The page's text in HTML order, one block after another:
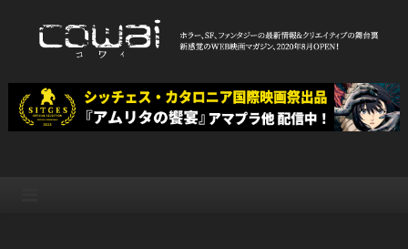
WEB映画マガジン「cowai コ
ワイ」